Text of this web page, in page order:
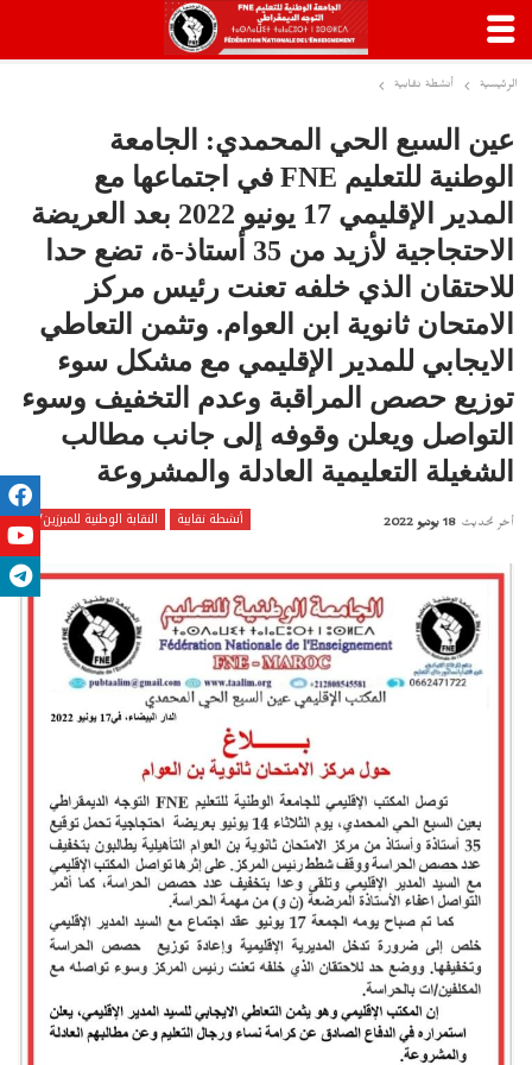
الرئيسية أنشطة نقابية
عين السبع الحي المحمدي: الجامعة
الوطنية للتعليم FNE في اجتماعها مع
المدير الإقليمي 17 يونيو 2022 بعد العريضة
الاحتجاجية لأزيد من 35 أستاذ-ة، تضع حدا
للاحتقان الذي خلفه تعنت رئيس مركز
الامتحان ثانوية ابن العوام. وتثمن التعاطي
الايجابي للمدير الإقليمي مع مشكل سوء
توزيع حصص المراقبة وعدم التخفيف وسوء
التواصل ويعلن وقوفه إلى جانب مطالب
الشغيلة التعليمية العادلة والمشروعة
أنشطة نقابية النقابة الوطنية للمبرزين/ات أخر تحديث 18 يونيو 2022